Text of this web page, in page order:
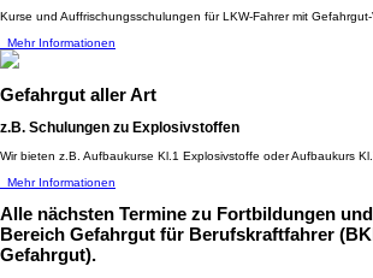
Kurse und Auffrischungsschulungen für LKW-Fahrer mit
Mehr Informationen
Gefahrgut aller Art
z.B. Schulungen zu Explosivstoffen
Wir bieten z.B. Aufbaukurse Kl.1 Explosivstoffe oder Aufbaukurs
Mehr Informationen
Alle nächsten Termine zu Fortbildungen
Bereich Gefahrgut für Berufskraftfahrer
Gefahrgut).